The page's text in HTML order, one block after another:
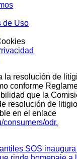
de Uso
la resolución de
conforme
que la
resolución de
en el enlace
consumers/odr.